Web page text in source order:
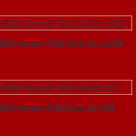
Veneer P1R2 Căm Xe-a-SGD
Veneer P1R4 Căm Xe-SGD